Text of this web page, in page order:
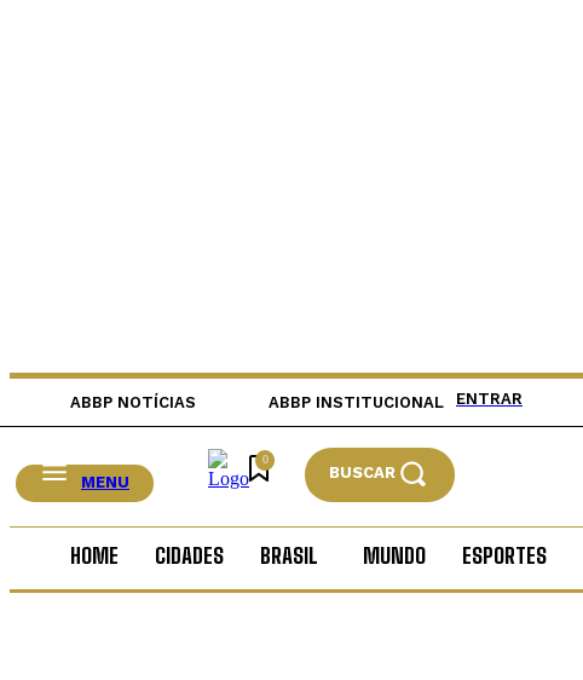
ABBP NOTÍCIAS ABBP INSTITUCIONAL ENTRAR
MENU
0
BUSCAR
HOME CIDADES BRASIL MUNDO ESPORTES